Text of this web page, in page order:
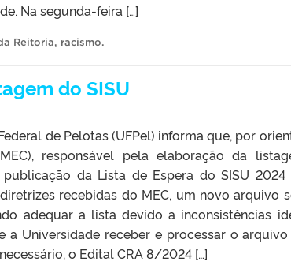
Na segunda-feira […]
Reitoria, racismo.
do SISU
de Pelotas (UFPel) informa que, por
responsável pela elaboração da
da Lista de Espera do SISU 2024
recebidas do MEC, um novo arquivo
adequar a lista devido a inconsistências
a Universidade receber e processar o
o Edital CRA 8/2024 […]